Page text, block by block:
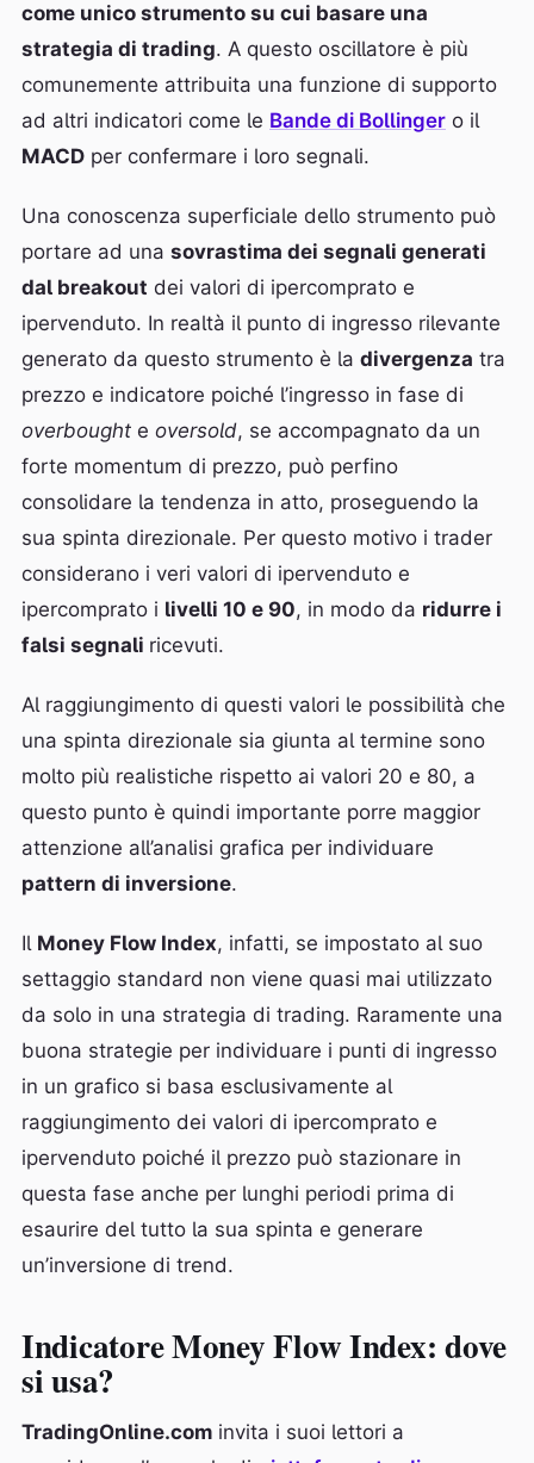
come unico strumento su cui basare una
strategia di trading. A questo oscillatore è più
comunemente attribuita una funzione di supporto
ad altri indicatori come le Bande di Bollinger o il
MACD per confermare i loro segnali.
Una conoscenza superficiale dello strumento può
portare ad una sovrastima dei segnali generati
dal breakout dei valori di ipercomprato e
ipervenduto. In realtà il punto di ingresso rilevante
generato da questo strumento è la divergenza tra
prezzo e indicatore poiché l’ingresso in fase di
overbought e oversold, se accompagnato da un
forte momentum di prezzo, può perfino
consolidare la tendenza in atto, proseguendo la
sua spinta direzionale. Per questo motivo i trader
considerano i veri valori di ipervenduto e
ipercomprato i livelli 10 e 90, in modo da ridurre i
falsi segnali ricevuti.
Al raggiungimento di questi valori le possibilità che
una spinta direzionale sia giunta al termine sono
molto più realistiche rispetto ai valori 20 e 80, a
questo punto è quindi importante porre maggior
attenzione all’analisi grafica per individuare
pattern di inversione.
Il Money Flow Index, infatti, se impostato al suo
settaggio standard non viene quasi mai utilizzato
da solo in una strategia di trading. Raramente una
buona strategie per individuare i punti di ingresso
in un grafico si basa esclusivamente al
raggiungimento dei valori di ipercomprato e
ipervenduto poiché il prezzo può stazionare in
questa fase anche per lunghi periodi prima di
esaurire del tutto la sua spinta e generare
un’inversione di trend.
Indicatore Money Flow Index: dove
si usa?
TradingOnline.com invita i suoi lettori a